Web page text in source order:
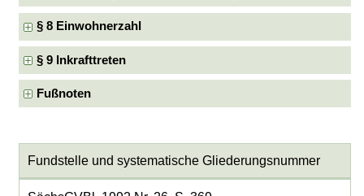
§ 8 Einwohnerzahl
§ 9 Inkrafttreten
Fußnoten
Fundstelle und systematische Gliederungsnummer